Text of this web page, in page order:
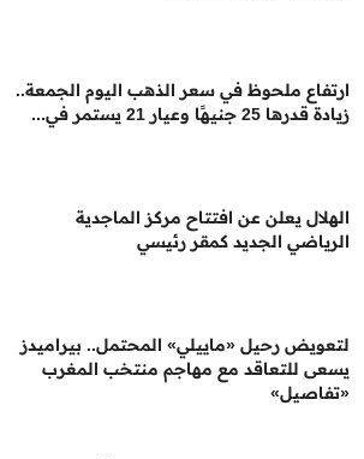
ارتفاع ملحوظ في سعر الذهب اليوم الجمعة..
زيادة قدرها 25 جنيهًا وعيار 21 يستمر في...
الهلال يعلن عن افتتاح مركز الماجدية
الرياضي الجديد كمقر رئيسي
لتعويض رحيل «ماييلي» المحتمل.. بيراميدز
يسعى للتعاقد مع مهاجم منتخب المغرب
«تفاصيل»